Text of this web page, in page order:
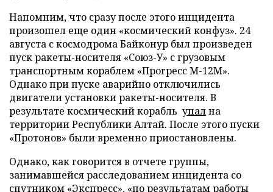
Напомним, что сразу после этого инцидента
произошел еще один «космический конфуз». 24
августа с космодрома Байконур был произведен
пуск ракеты-носителя «Союз-У» с грузовым
транспортным кораблем «Прогресс М-12М».
Однако при пуске аварийно отключились
двигатели установки ракеты-носителя. В
результате космический корабль упална
территории Республики Алтай. После этого пуски
«Протонов» были временно приостановлены.
Однако, как говорится в отчете группы,
занимавшейся расследованием инцидента со
спутником «Экспресс», «по результатам работы